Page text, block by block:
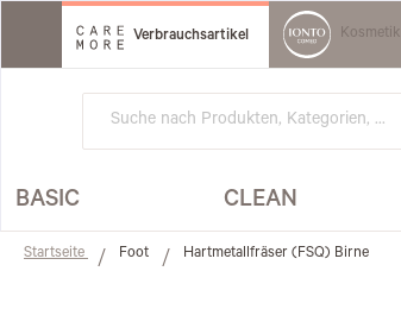
Direkt
zum
Verbrauchsartikel Kosmetik
BASIC CLEAN
Startseite Foot Hartmetallfräser (FSQ) Birne